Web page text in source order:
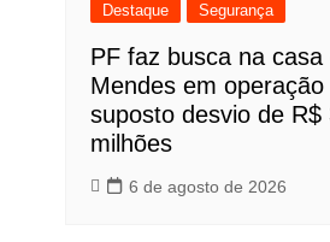
Destaque Segurança
PF faz busca na
Mendes em
suposto desvio de R$
milhões
6 de agosto de 2026